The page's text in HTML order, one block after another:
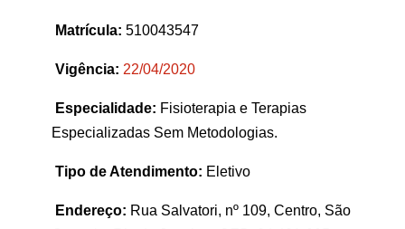
Matrícula: 510043547
Vigência: 22/04/2020
Especialidade: Fisioterapia e Terapias
Especializadas Sem Metodologias.
Tipo de Atendimento: Eletivo
Endereço: Rua Salvatori, nº 109, Centro, São